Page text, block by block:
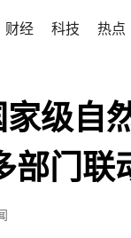
财经 科技 热点
级自
部门联